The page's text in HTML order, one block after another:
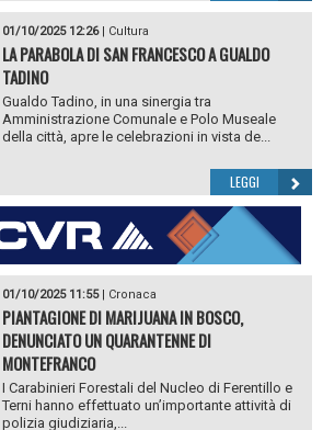
01/10/2025 12:26| Cultura
LA PARABOLA DI SAN FRANCESCO A GUALDO
TADINO
Gualdo Tadino, in una sinergia tra
Amministrazione Comunale e Polo Museale
della città, apre le celebrazioni in vista de...
LEGGI
01/10/2025 11:55| Cronaca
PIANTAGIONE DI MARIJUANA IN BOSCO,
DENUNCIATO UN QUARANTENNE DI
MONTEFRANCO
I Carabinieri Forestali del Nucleo di Ferentillo e
Terni hanno effettuato un’importante attività di
polizia giudiziaria,...